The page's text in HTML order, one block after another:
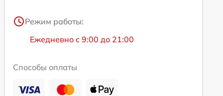
Режим работы:
Ежедневно с 9:00 до 21:00
Способы оплаты